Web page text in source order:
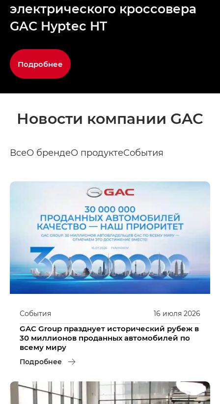
электрического кроссовера
GAC Hyptec HT
Подробнее
Новости компании GAC
ВсеО брендеО продуктеСобытия
16 июля 2026
События
GAC Group празднует исторический рубеж в
30 миллионов проданных автомобилей по
всему миру
Подробнее